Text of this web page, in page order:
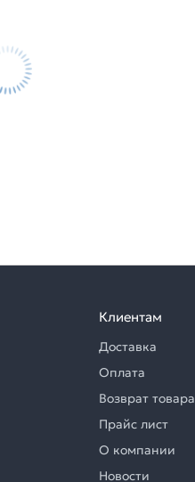
Клиентам
Доставка
Оплата
Возврат товара
Прайс лист
О компании
Новости